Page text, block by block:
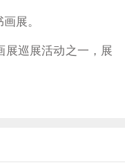
展。
展巡展活动之一，展